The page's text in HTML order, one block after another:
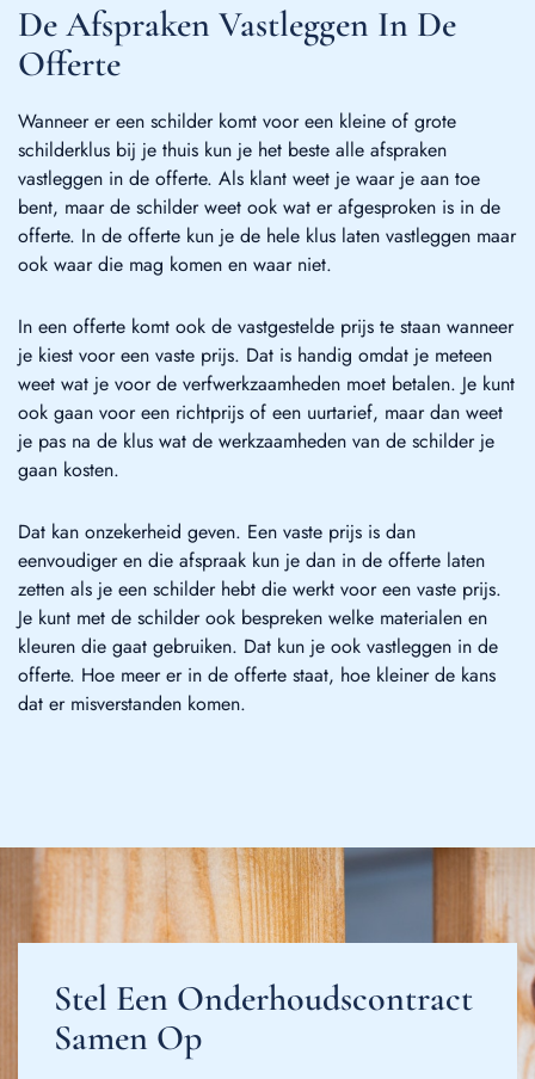
De Afspraken Vastleggen In De
Offerte
Wanneer er een schilder komt voor een kleine of grote
schilderklus bij je thuis kun je het beste alle afspraken
vastleggen in de offerte. Als klant weet je waar je aan toe
bent, maar de schilder weet ook wat er afgesproken is in de
offerte. In de offerte kun je de hele klus laten vastleggen maar
ook waar die mag komen en waar niet.
In een offerte komt ook de vastgestelde prijs te staan wanneer
je kiest voor een vaste prijs. Dat is handig omdat je meteen
weet wat je voor de verfwerkzaamheden moet betalen. Je kunt
ook gaan voor een richtprijs of een uurtarief, maar dan weet
je pas na de klus wat de werkzaamheden van de schilder je
gaan kosten.
Dat kan onzekerheid geven. Een vaste prijs is dan
eenvoudiger en die afspraak kun je dan in de offerte laten
zetten als je een schilder hebt die werkt voor een vaste prijs.
Je kunt met de schilder ook bespreken welke materialen en
kleuren die gaat gebruiken. Dat kun je ook vastleggen in de
offerte. Hoe meer er in de offerte staat, hoe kleiner de kans
dat er misverstanden komen.
Stel Een Onderhoudscontract
Samen Op